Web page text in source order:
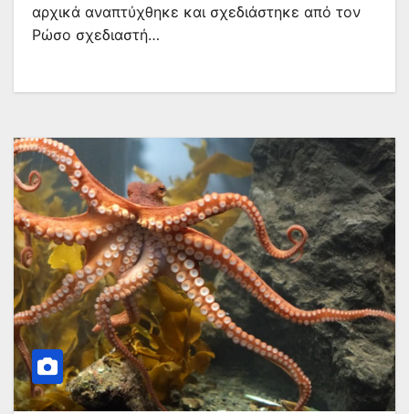
αρχικά αναπτύχθηκε και σχεδιάστηκε από τον
Ρώσο σχεδιαστή…